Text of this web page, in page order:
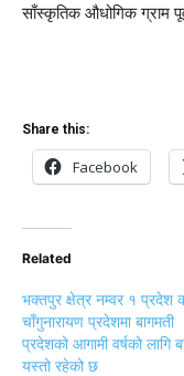
साँस्कृतिक औधोगिक ग्राम
Share this:
Facebook
Related
भक्तपुर क्षेत्र नम्वर १ प्रदेश
चाँगुनारायण प्रदेशमा बागमती
प्रदेशको आगामी वर्षको लागि
यस्तो रहेको छ